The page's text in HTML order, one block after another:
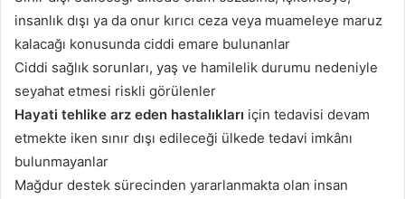
insanlık dışı ya da onur kırıcı ceza veya muameleye maruz
kalacağı konusunda ciddi emare bulunanlar
Ciddi sağlık sorunları, yaş ve hamilelik durumu nedeniyle
seyahat etmesi riskli görülenler
Hayati tehlike arz eden hastalıkları için tedavisi devam
etmekte iken sınır dışı edileceği ülkede tedavi imkânı
bulunmayanlar
Mağdur destek sürecinden yararlanmakta olan insan